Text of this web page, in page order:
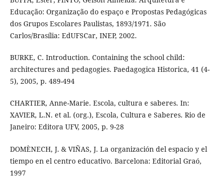
Educação: Organização do espaço e Propostas Pedagógicas
dos Grupos Escolares Paulistas, 1893/1971. São
Carlos/Brasília: EdUFSCar, INEP, 2002.
BURKE, C. Introduction. Containing the school child:
architectures and pedagogies. Paedagogica Historica, 41 (4-
5), 2005, p. 489-494
CHARTIER, Anne-Marie. Escola, cultura e saberes. In:
XAVIER, L.N. et al. (org.), Escola, Cultura e Saberes. Rio de
Janeiro: Editora UFV, 2005, p. 9-28
DOMÈNECH, J. & VIÑAS, J. La organización del espacio y el
tiempo en el centro educativo. Barcelona: Editorial Graó,
1997